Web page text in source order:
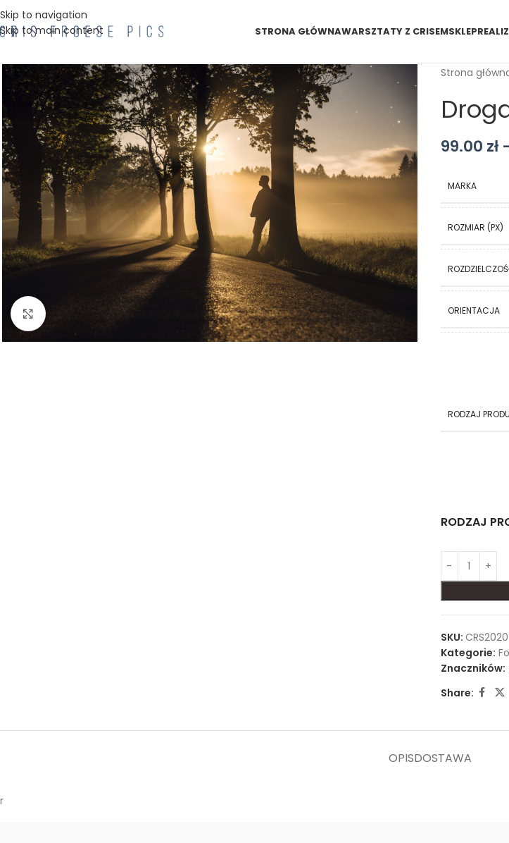
Skip to navigation
Skip to main content
STRONA GŁÓWNAWARSZTATY Z CRISEMSKLEP
Kliknij aby powiększyć
Strona
99.00 zł
MARKA
ROZMIAR (PX)
ORIENTACJA
RODZAJ
RODZAJ
SKU:
Kategorie:
Znaczników:
Share:
OPISDOSTAWA
r